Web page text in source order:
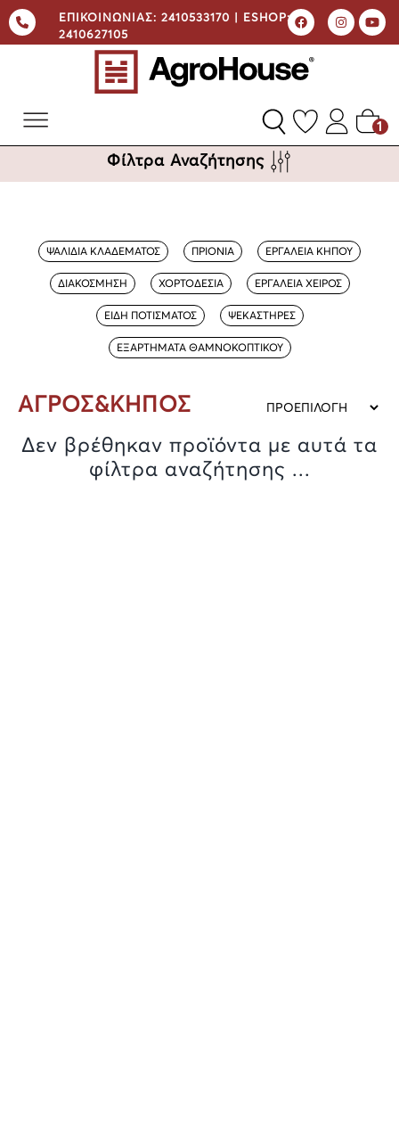
ΕΠΙΚΟΙΝΩΝΙΑΣ: 2410533170 | ESHOP:
2410627105
1
Φίλτρα Αναζήτησης
ΨΑΛΙΔΙΑ ΚΛΑΔΕΜΑΤΟΣ ΠΡΙΟΝΙΑ ΕΡΓΑΛΕΙΑ ΚΗΠΟΥ
ΔΙΑΚΟΣΜΗΣΗ ΧΟΡΤΟΔΕΣΙΑ ΕΡΓΑΛΕΙΑ ΧΕΙΡΟΣ
ΕΙΔΗ ΠΟΤΙΣΜΑΤΟΣ ΨΕΚΑΣΤΗΡΕΣ
ΕΞΑΡΤΗΜΑΤΑ ΘΑΜΝΟΚΟΠΤΙΚΟΥ
ΑΓΡΟΣ&ΚΗΠΟΣ
Δεν βρέθηκαν προϊόντα με αυτά τα
φίλτρα αναζήτησης ...